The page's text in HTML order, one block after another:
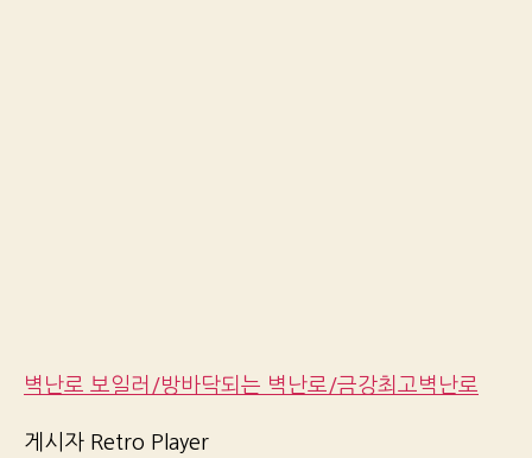
벽난로 보일러/방바닥되는 벽난로/금강최고벽난로
게시자 Retro Player